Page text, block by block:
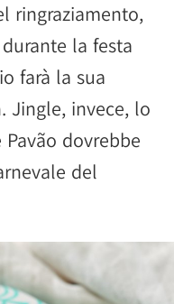
ringraziamento,
la festa
farà la sua
Jingle, invece, lo
dovrebbe
del